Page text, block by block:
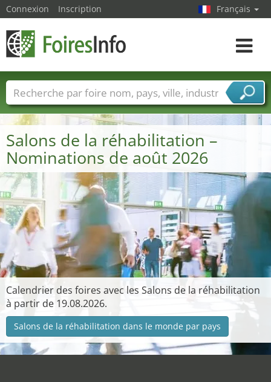
Salons de la réhabilitation –
Nominations de août 2026
Calendrier des foires avec les Salons de la réhabilitation
à partir de 19.08.2026.
Salons de la réhabilitation dans le monde par pays
Connexion Inscription Français
Toggle
Foire noms Pays Villes
Secteurs de foire
Secteurs du fournisseur de services